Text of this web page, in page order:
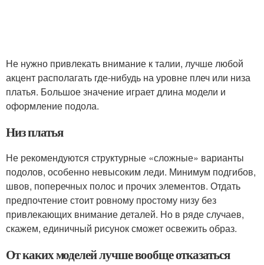
Не нужно привлекать внимание к талии, лучше любой
акцент располагать где-нибудь на уровне плеч или низа
платья. Большое значение играет длина модели и
оформление подола.
Низ платья
Не рекомендуются структурные «сложные» варианты
подолов, особенно невысоким леди. Минимум подгибов,
швов, поперечных полос и прочих элементов. Отдать
предпочтение стоит ровному простому низу без
привлекающих внимание деталей. Но в ряде случаев,
скажем, единичный рисунок сможет освежить образ.
От каких моделей лучше вообще отказаться